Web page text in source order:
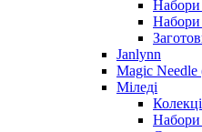
Набори
Набори
Janlynn
Magic
Міледі
Набори